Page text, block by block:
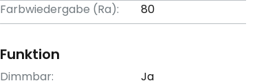
Farbwiedergabe (Ra): 80
Funktion
Dimmbar:
Ja